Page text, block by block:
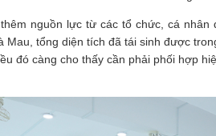
nguồn lực từ các tổ chức, cá
Mau, tổng diện tích đã tái sinh được
đó càng cho thấy cần phải phối hợp